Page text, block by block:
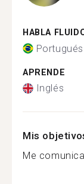
HABLA
Portugués
APRENDE
Inglés
Mis
Me